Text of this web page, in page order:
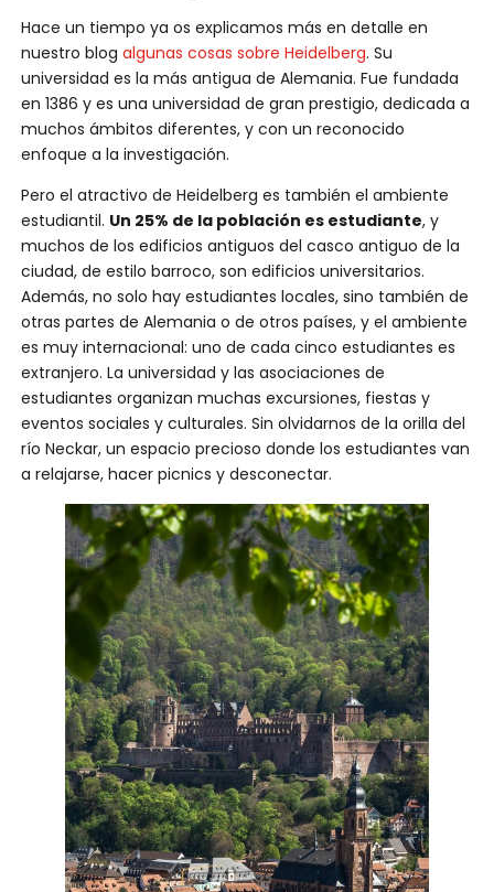
Hace un tiempo ya os explicamos más en detalle en
nuestro blog algunas cosas sobre Heidelberg. Su
universidad es la más antigua de Alemania. Fue fundada
en 1386 y es una universidad de gran prestigio, dedicada a
muchos ámbitos diferentes, y con un reconocido
enfoque a la investigación.
Pero el atractivo de Heidelberg es también el ambiente
estudiantil. Un 25% de la población es estudiante, y
muchos de los edificios antiguos del casco antiguo de la
ciudad, de estilo barroco, son edificios universitarios.
Además, no solo hay estudiantes locales, sino también de
otras partes de Alemania o de otros países, y el ambiente
es muy internacional: uno de cada cinco estudiantes es
extranjero. La universidad y las asociaciones de
estudiantes organizan muchas excursiones, fiestas y
eventos sociales y culturales. Sin olvidarnos de la orilla del
río Neckar, un espacio precioso donde los estudiantes van
a relajarse, hacer picnics y desconectar.